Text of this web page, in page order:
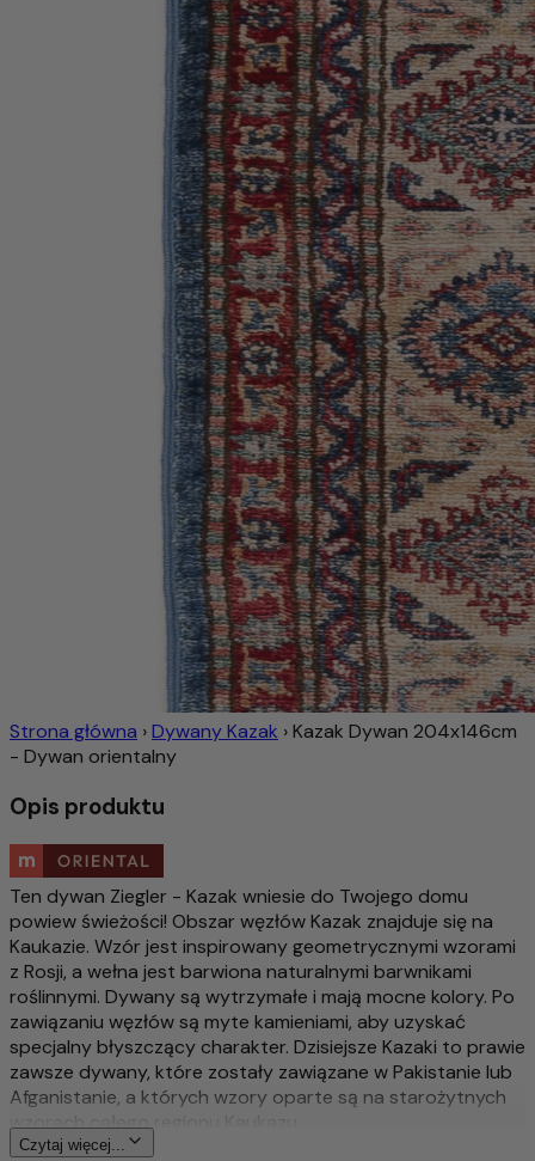
Strona główna ›Dywany Kazak ›Kazak Dywan 204x146cm
- Dywan orientalny
Opis produktu
Ten dywan Ziegler - Kazak wniesie do Twojego domu
powiew świeżości! Obszar węzłów Kazak znajduje się na
Kaukazie. Wzór jest inspirowany geometrycznymi wzorami
z Rosji, a wełna jest barwiona naturalnymi barwnikami
roślinnymi. Dywany są wytrzymałe i mają mocne kolory. Po
zawiązaniu węzłów są myte kamieniami, aby uzyskać
specjalny błyszczący charakter. Dzisiejsze Kazaki to prawie
zawsze dywany, które zostały zawiązane w Pakistanie lub
Afganistanie, a których wzory oparte są na starożytnych
wzorach całego regionu Kaukazu.
Czytaj więcej...